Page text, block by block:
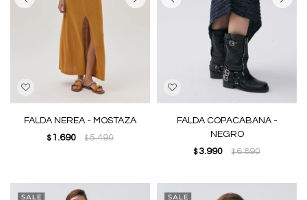
FALDA NEREA - MOSTAZA
$ 1.690 $5.490
FALDA COPACABANA -
NEGRO
$ 3.990 $6.890